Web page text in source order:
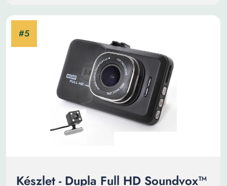
Készlet - Dupla Full HD Soundvox™